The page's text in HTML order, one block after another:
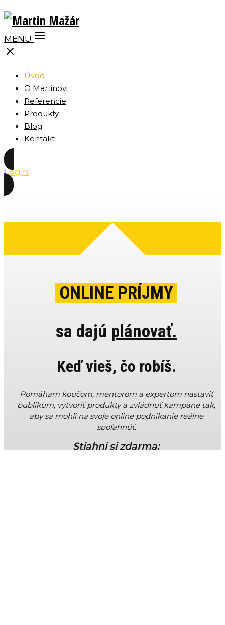
MENU
Úvod
O Martinovi
Referencie
Produkty
Blog
Kontakt
Login
ONLINE PRÍJMY
sa dajú plánovať.
Keď vieš, čo robíš.
Pomáham koučom, mentorom a expertom nastaviť
publikum, vytvoriť produkty a zvládnuť kampane tak,
aby sa mohli na svoje online podnikanie reálne
spoľahnúť.
Stiahni si zdarma: